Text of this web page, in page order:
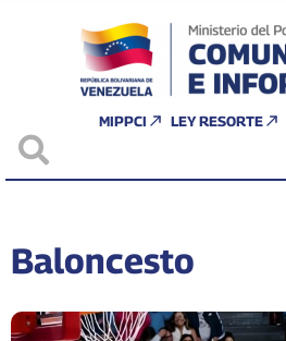
MIPPCI LEY RESORTE
Baloncesto